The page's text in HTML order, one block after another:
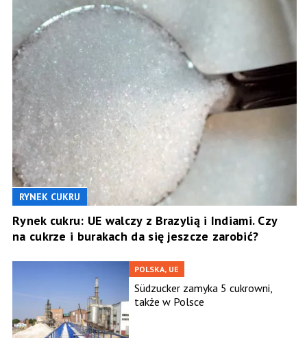
RYNEK CUKRU
Rynek cukru: UE walczy z Brazylią i Indiami. Czy
na cukrze i burakach da się jeszcze zarobić?
POLSKA, UE
Südzucker zamyka 5 cukrowni,
także w Polsce